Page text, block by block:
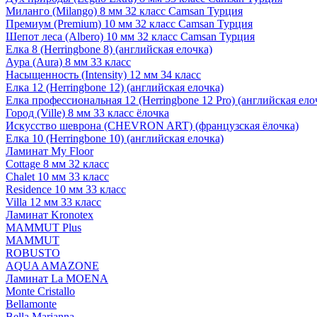
Миланго (Milango) 8 мм 32 класс Camsan Турция
Премиум (Premium) 10 мм 32 класс Camsan Турция
Шепот леса (Albero) 10 мм 32 класс Camsan Турция
Елка 8 (Herringbone 8) (английская елочка)
Аура (Aura) 8 мм 33 класс
Насыщенность (Intensity) 12 мм 34 класс
Елка 12 (Herringbone 12) (английская елочка)
Елка профессиональная 12 (Herringbone 12 Pro) (английская
Город (Ville) 8 мм 33 класс ёлочка
Искусство шеврона (CHEVRON ART) (французская ёлочка)
Елка 10 (Herringbone 10) (английская елочка)
Ламинат My Floor
Cottage 8 мм 32 класс
Chalet 10 мм 33 класс
Residence 10 мм 33 класс
Villa 12 мм 33 класс
Ламинат Kronotex
MAMMUT Plus
MAMMUT
ROBUSTO
AQUA AMAZONE
Ламинат La MOENA
Monte Cristallo
Bellamonte